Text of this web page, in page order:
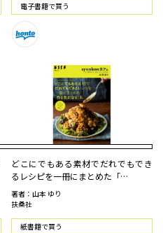
電⼦書籍で買う
どこにでもある素材でだれでもでき
るレシピを一冊にまとめた「…
著者：山本 ゆり
扶桑社
紙書籍で買う